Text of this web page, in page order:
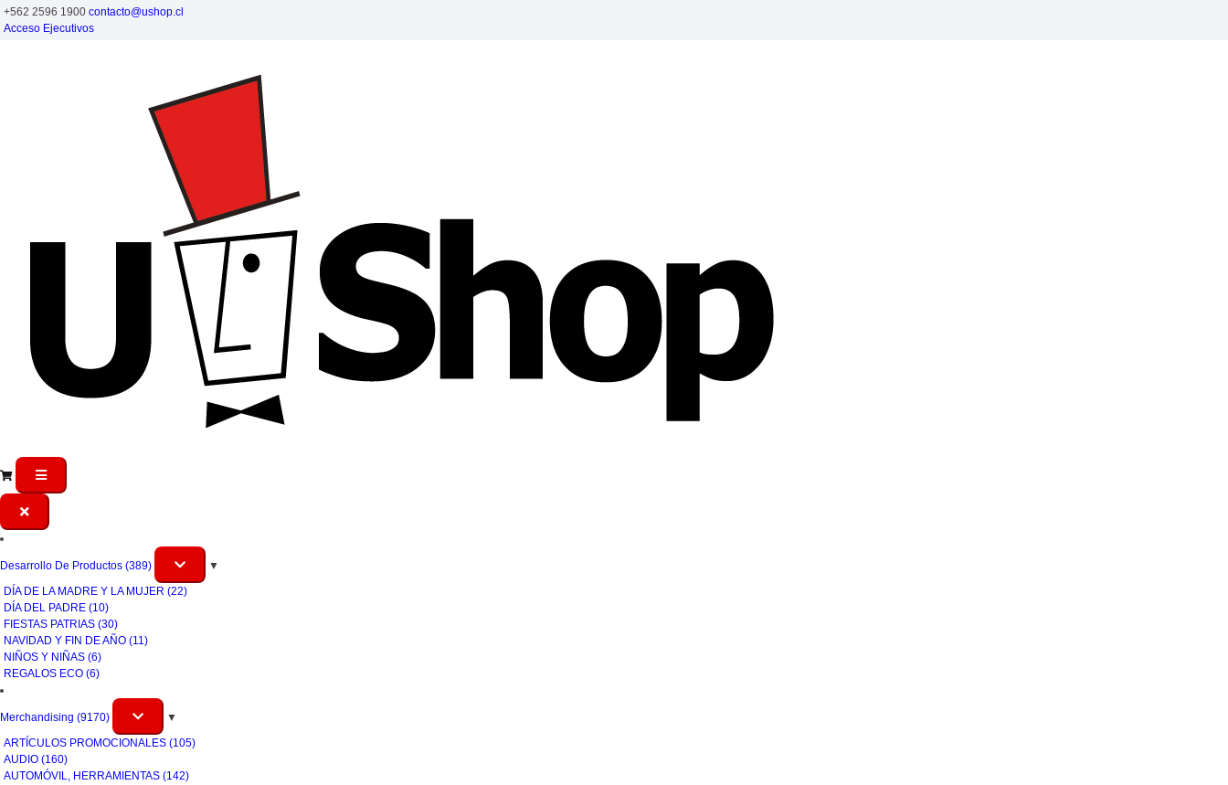
+562 2596 1900 contacto@ushop.cl
Acceso Ejecutivos
Desarrollo De Productos (389)
▼
DÍA DE LA MADRE Y LA MUJER (22)
DÍA DEL PADRE (10)
FIESTAS PATRIAS (30)
NAVIDAD Y FIN DE AÑO (11)
NIÑOS Y NIÑAS (6)
REGALOS ECO (6)
Merchandising (9170)
▼
ARTÍCULOS PROMOCIONALES (105)
AUDIO (160)
AUTOMÓVIL, HERRAMIENTAS (142)